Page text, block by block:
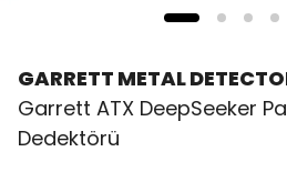
GARRETT METAL
Garrett ATX DeepSeeker
Dedektörü